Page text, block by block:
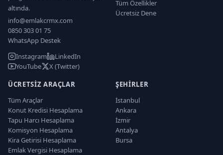
altında.
info@emlakcrmx.com
0850 303 01 75
WhatsApp Destek
Instagram
LinkedIn
YouTube
X (Twitter)
Tüm Özellikler
Ücretsiz Dene
ÜCRETSIZ ARAÇLAR
Tüm Araçlar
Konut Kredisi Hesaplama
Tapu Harcı Hesaplama
Komisyon Hesaplama
Kira Getirisi Hesaplama
Emlak Vergisi Hesaplama
ŞEHIRLER
İstanbul
Ankara
İzmir
Antalya
Bursa